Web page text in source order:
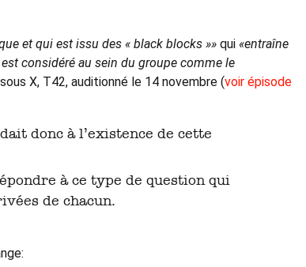
et qui est issu des « black blocks »» qui «entraîne
considéré au sein du groupe comme le
X, T42, auditionné le 14 novembre (voir épisode
à ce type de question qui
de chacun.